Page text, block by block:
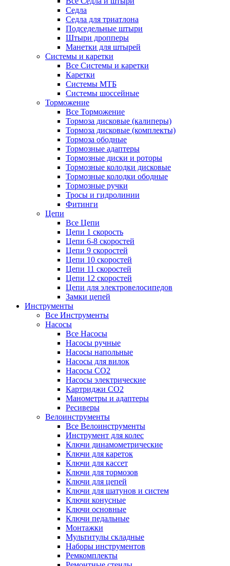
Седла
Седла для триатлона
Подседельные штыри
Штыри дропперы
Манетки для штырей
Системы и каретки
Все Системы и каретки
Каретки
Системы МТБ
Системы шоссейные
Торможение
Все Торможение
Тормоза дисковые (калиперы)
Тормоза дисковые (комплекты)
Тормоза ободные
Тормозные адаптеры
Тормозные диски и роторы
Тормозные колодки дисковые
Тормозные колодки ободные
Тормозные ручки
Тросы и гидролинии
Фитинги
Цепи
Все Цепи
Цепи 1 скорость
Цепи 6-8 скоростей
Цепи 9 скоростей
Цепи 10 скоростей
Цепи 11 скоростей
Цепи 12 скоростей
Цепи для электровелосипедов
Замки цепей
Инструменты
Все Инструменты
Насосы
Все Насосы
Насосы ручные
Насосы напольные
Насосы для вилок
Насосы CO2
Насосы электрические
Картриджи CO2
Манометры и адаптеры
Ресиверы
Велоинструменты
Все Велоинструменты
Инструмент для колес
Ключи динамометрические
Ключи для кареток
Ключи для кассет
Ключи для тормозов
Ключи для цепей
Ключи для шатунов и систем
Ключи конусные
Ключи основные
Ключи педальные
Монтажки
Мультитулы складные
Наборы инструментов
Ремкомплекты